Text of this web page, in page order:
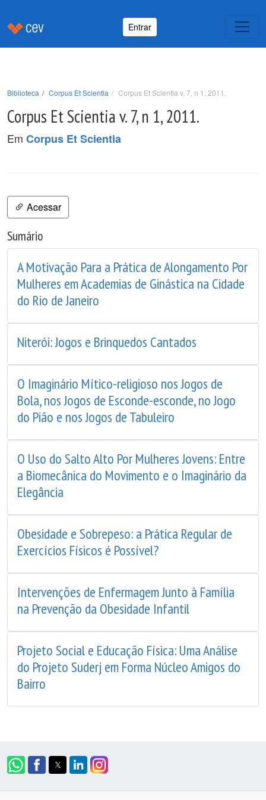
Entrar
Biblioteca Corpus Et Scientia Corpus Et Scientia v. 7, n 1, 2011.
Corpus Et Scientia v. 7, n 1, 2011.
Em Corpus Et Scientia
Acessar
Sumário
A Motivação Para a Prática de Alongamento Por
Mulheres em Academias de Ginástica na Cidade
do Rio de Janeiro
Niterói: Jogos e Brinquedos Cantados
O Imaginário Mítico-religioso nos Jogos de
Bola, nos Jogos de Esconde-esconde, no Jogo
do Pião e nos Jogos de Tabuleiro
O Uso do Salto Alto Por Mulheres Jovens: Entre
a Biomecânica do Movimento e o Imaginário da
Elegância
Obesidade e Sobrepeso: a Prática Regular de
Exercícios Físicos é Possível?
Intervenções de Enfermagem Junto à Família
na Prevenção da Obesidade Infantil
Projeto Social e Educação Física: Uma Análise
do Projeto Suderj em Forma Núcleo Amigos do
Bairro